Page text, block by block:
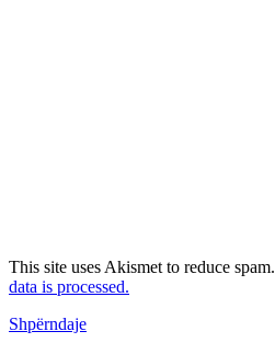
This site uses Akismet to reduce spam.
data is processed.
Shpërndaje